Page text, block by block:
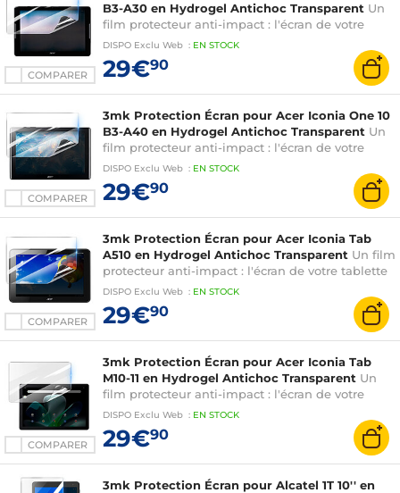
COMPARER
B3-A30 en Hydrogel Antichoc Transparent Un
film protecteur anti-impact : l'écran de votre
tablette est renforcé jusqu'à 300%
DISPO Exclu Web : EN STOCK
29€90
COMPARER
3mk Protection Écran pour Acer Iconia One 10
B3-A40 en Hydrogel Antichoc Transparent Un
film protecteur anti-impact : l'écran de votre
tablette est renforcé jusqu'à 300%
DISPO Exclu Web : EN STOCK
29€90
COMPARER
3mk Protection Écran pour Acer Iconia Tab
A510 en Hydrogel Antichoc Transparent Un film
protecteur anti-impact : l'écran de votre tablette
est renforcé jusqu'à 300%
DISPO Exclu Web : EN STOCK
29€90
COMPARER
3mk Protection Écran pour Acer Iconia Tab
M10-11 en Hydrogel Antichoc Transparent Un
film protecteur anti-impact : l'écran de votre
tablette est renforcé jusqu'à 300%
DISPO Exclu Web : EN STOCK
29€90
3mk Protection Écran pour Alcatel 1T 10'' en